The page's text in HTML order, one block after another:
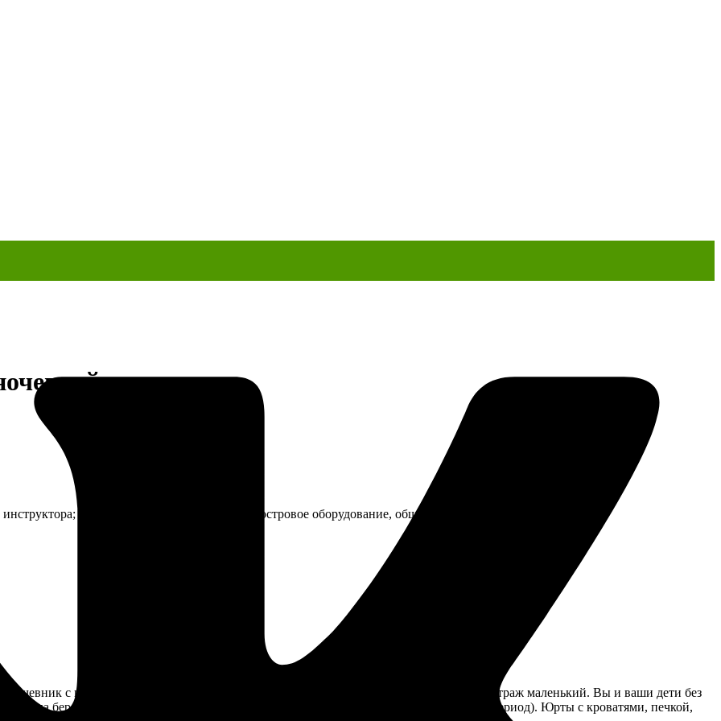
в юртах
еда (обед, ужин, завтрак, обед); костровое оборудование, обще групповая аптечка.
с ночевкой в юртах. Маршрут простой, особой подготовки не требует, километраж маленький. Вы и ваши дети без
на берегу красивого озера, по желанию можно разместиться в палатках (в летний период). Юрты с кроватями, печкой,